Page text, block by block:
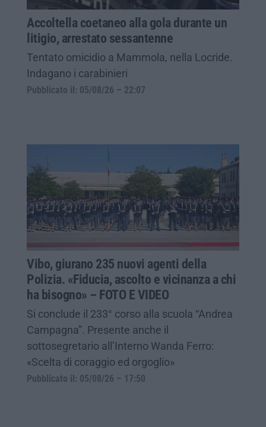
Accoltella coetaneo alla gola durante un
litigio, arrestato sessantenne
Tentato omicidio a Mammola, nella Locride.
Indagano i carabinieri
Pubblicato il: 05/08/26 – 22:07
Vibo, giurano 235 nuovi agenti della
Polizia. «Fiducia, ascolto e vicinanza a chi
ha bisogno» – FOTO E VIDEO
Si conclude il 233° corso alla scuola “Andrea
Campagna”. Presente anche il
sottosegretario all’Interno Wanda Ferro:
«Scelta di coraggio ed orgoglio»
Pubblicato il: 05/08/26 – 17:50